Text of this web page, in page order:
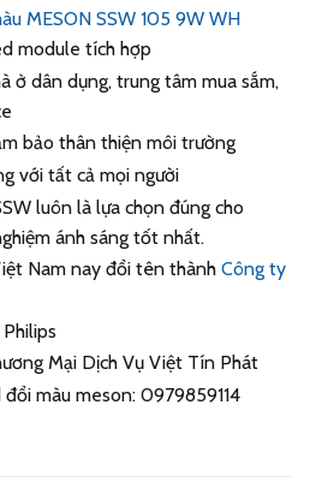
MESON SSW 105 9W WH
module tích hợp
ở dân dụng, trung tâm mua sắm,
bảo thân thiện môi trường
với tất cả mọi người
luôn là lựa chọn đúng cho
ánh sáng tốt nhất.
Nam nay đổi tên thành Công ty
Mại Dịch Vụ Việt Tín Phát
màu meson: 0979859114